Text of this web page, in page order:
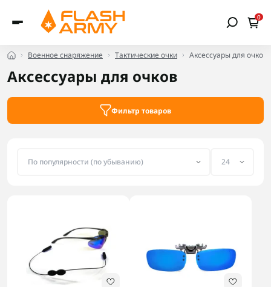
0
Военное снаряжение Тактические очки Аксессуары для очков
Аксессуары для очков
Фильтр товаров